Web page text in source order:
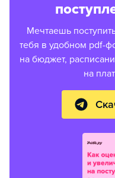
Мечтаешь
тебя в удобном pdf-
на бюджет,
на